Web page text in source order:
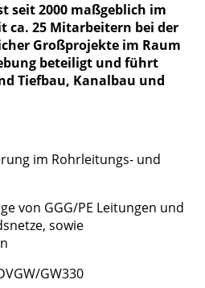
seit 2000 maßgeblich im
ca. 25 Mitarbeitern bei der
Großprojekte im Raum
beteiligt und führt
Tiefbau, Kanalbau und
im Rohrleitungs- und
von GGG/PE Leitungen und
sowie
GW330